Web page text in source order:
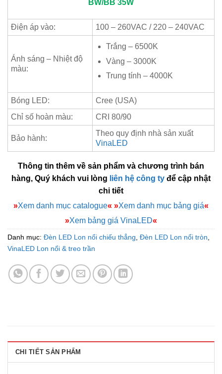
BW/BB 35W
Điện áp vào: 100 – 260VAC / 220 – 240VAC
Ánh sáng – Nhiệt độ
màu:
Trắng – 6500K
Vàng – 3000K
Trung tính – 4000K
Bóng LED:
Cree (USA)
Chỉ số hoàn màu:
CRI 80/90
Bảo hành:
Theo quy định nhà sản xuất
VinaLED
Thông tin thêm về sản phẩm và chương trình bán
hàng, Quý khách vui lòng liên hệ công ty để cập nhật
chi tiết
»Xem danh mục catalogue« »Xem danh mục bảng giá«
»Xem bảng giá VinaLED«
Danh mục: Đèn LED Lon nổi chiếu thẳng, Đèn LED Lon nổi tròn,
VinaLED Lon nổi & treo trần
CHI TIẾT SẢN PHẨM